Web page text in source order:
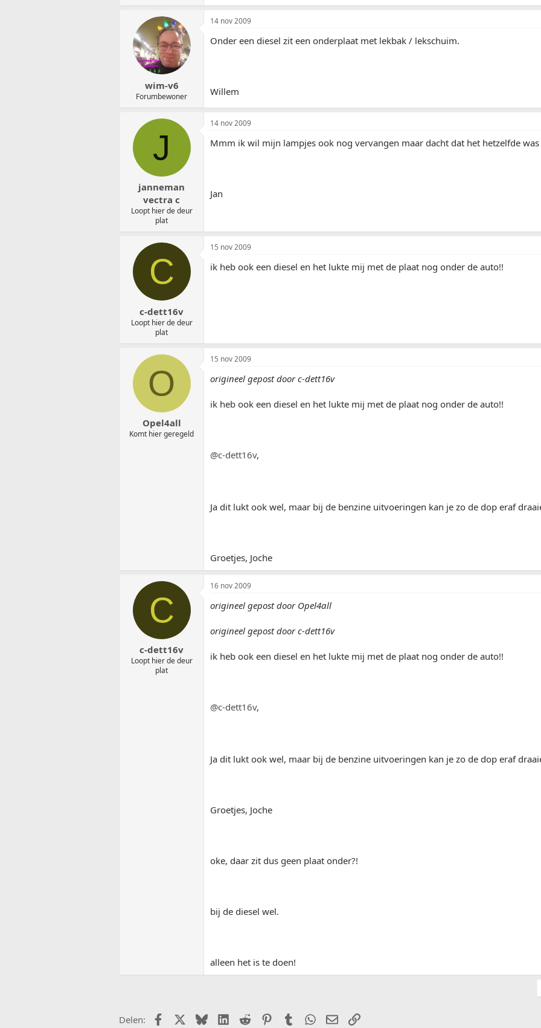
wim-v6
Forumbewoner
14 nov 2009
Onder een diesel zit een onderplaat met lekbak / lekschuim.
Willem
J
janneman
vectra c
Loopt hier de deur
plat
14 nov 2009
Mmm ik wil mijn lampjes ook nog vervangen maar dacht dat het hetzelfde
Jan
C
c-dett16v
Loopt hier de deur
plat
15 nov 2009
ik heb ook een diesel en het lukte mij met de plaat nog onder de auto!!
O
Opel4all
Komt hier geregeld
15 nov 2009
origineel gepost door c-dett16v
ik heb ook een diesel en het lukte mij met de plaat nog onder de auto!!
@c-dett16v,
Ja dit lukt ook wel, maar bij de benzine uitvoeringen kan je zo de dop eraf
Groetjes, Joche
C
c-dett16v
Loopt hier de deur
plat
16 nov 2009
origineel gepost door Opel4all
origineel gepost door c-dett16v
ik heb ook een diesel en het lukte mij met de plaat nog onder de auto!!
@c-dett16v,
Ja dit lukt ook wel, maar bij de benzine uitvoeringen kan je zo de dop eraf
Groetjes, Joche
oke, daar zit dus geen plaat onder?!
bij de diesel wel.
alleen het is te doen!
Delen: FacebookX (Twitter)
BlueskyLinkedIn
Reddit PinterestTumblr WhatsApp
E-mailLink